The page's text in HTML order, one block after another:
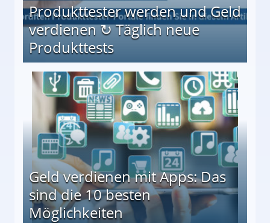
Produkttester werden und Geld
verdienen ↻ Täglich neue
Produkttests
↻ Täglich neue Produkttests
Geld verdienen mit Apps: Das
sind die 10 besten
Möglichkeiten